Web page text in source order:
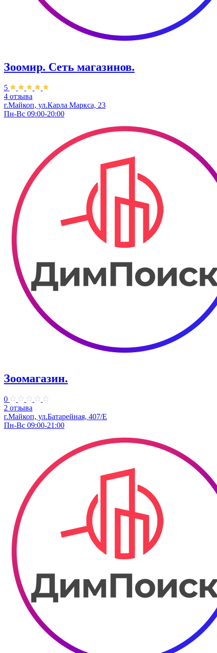
Зоомир. Сеть магазинов.
5
4 отзыва
г.Майкоп, ул.Карла Маркса, 23
Пн-Вс 09:00-20:00
Зоомагазин.
0
2 отзыва
г.Майкоп, ул.Батарейная, 407/Е
Пн-Вс 09:00-21:00